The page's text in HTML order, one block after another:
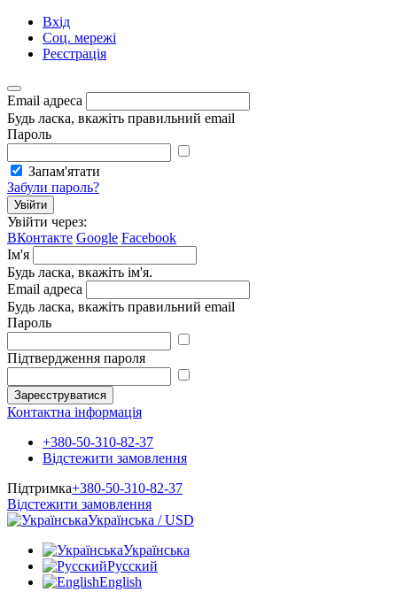
Вхід
Соц. мережі
Реєстрація
Email адреса
Будь ласка, вкажіть правильний email
Пароль
Запам'ятати
Забули пароль?
Увійти
Увійти через:
ВКонтакте Google Facebook
Ім'я
Будь ласка, вкажіть ім'я.
Email адреса
Будь ласка, вкажіть правильний email
Пароль
Підтвердження пароля
Зареєструватися
Контактна інформація
+380-50-310-82-37
Відстежити замовлення
Підтримка+380-50-310-82-37
Відстежити замовлення
Українська / USD
Українська
Русский
English